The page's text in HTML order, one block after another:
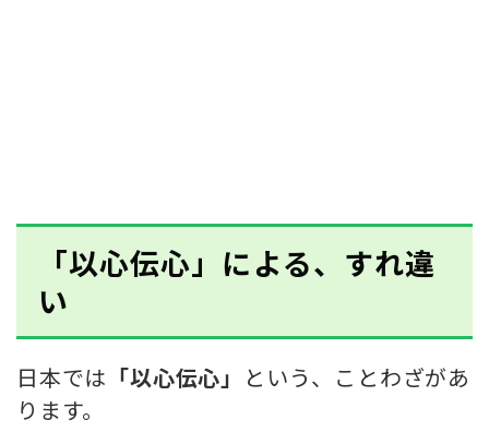
「以心伝心」による、すれ違
い
日本では 「以心伝心」 という、ことわざがあ
ります。